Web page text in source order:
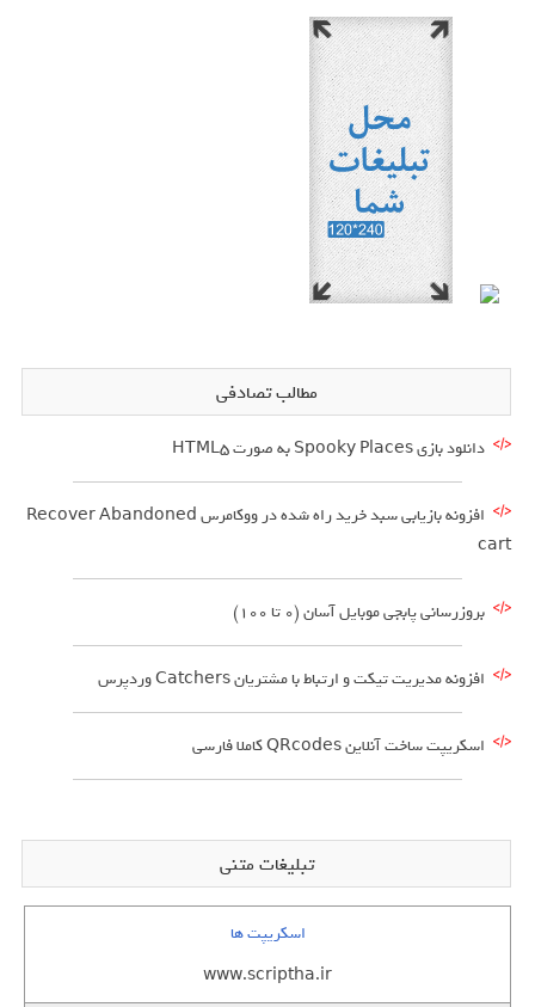
مطالب تصادفی
دانلود بازي Spooky Places به صورت HTML5
افزونه بازیابی سبد خرید راه شده در ووکامرس Recover Abandoned
cart
بروزرسانی پابجی موبایل آسان (0 تا 100)
افزونه مدیریت تیکت و ارتباط با مشتریان Catchers وردپرس
اسکریپت ساخت آنلاین QRcodes کاملا فارسی
تبلیغات متنی
اسکریپت ها
www.scriptha.ir